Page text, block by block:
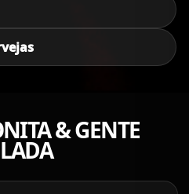
& GENTE